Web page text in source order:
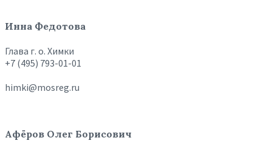
Инна Федотова
Глава г. о. Химки
+7 (495) 793-01-01
himki@mosreg.ru
Афёров Олег Борисович